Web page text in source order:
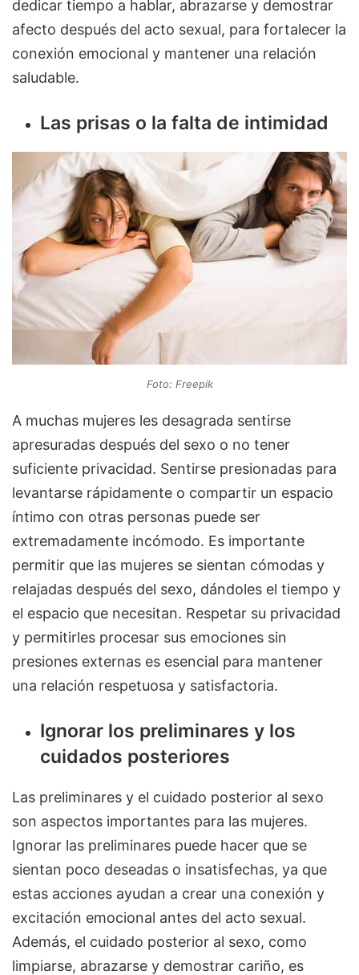
dedicar tiempo a hablar, abrazarse y demostrar
afecto después del acto sexual, para fortalecer la
conexión emocional y mantener una relación
saludable.
Las prisas o la falta de intimidad
Foto: Freepik
A muchas mujeres les desagrada sentirse
apresuradas después del sexo o no tener
suficiente privacidad. Sentirse presionadas para
levantarse rápidamente o compartir un espacio
íntimo con otras personas puede ser
extremadamente incómodo. Es importante
permitir que las mujeres se sientan cómodas y
relajadas después del sexo, dándoles el tiempo y
el espacio que necesitan. Respetar su privacidad
y permitirles procesar sus emociones sin
presiones externas es esencial para mantener
una relación respetuosa y satisfactoria.
Ignorar los preliminares y los
cuidados posteriores
Las preliminares y el cuidado posterior al sexo
son aspectos importantes para las mujeres.
Ignorar las preliminares puede hacer que se
sientan poco deseadas o insatisfechas, ya que
estas acciones ayudan a crear una conexión y
excitación emocional antes del acto sexual.
Además, el cuidado posterior al sexo, como
limpiarse, abrazarse y demostrar cariño, es